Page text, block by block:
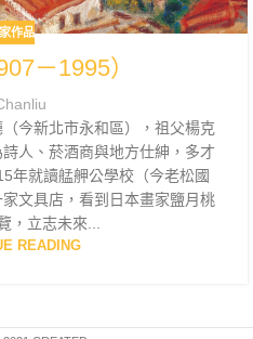
作品
－1995）
今新北市永和區），祖父楊克
人、菸酒商與地方仕紳，多才
年就讀艋舺公學校（今老松國
文具店，看到日本畫家鹽月桃
，立志未來...
READING